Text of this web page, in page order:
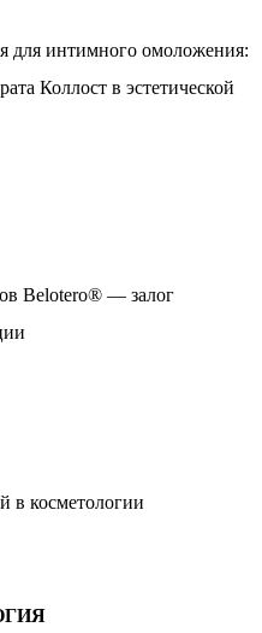
для интимного омоложения:
Коллост в эстетической
Belotero® — залог
в косметологии